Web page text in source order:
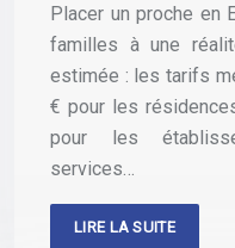
Placer un proche en
familles à une
estimée : les tarifs
€ pour les
pour les
services…
LIRE LA SUITE